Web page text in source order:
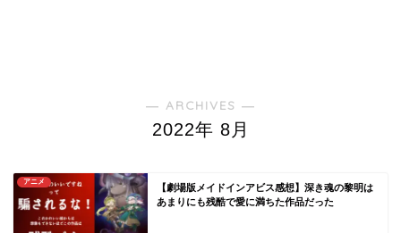
― ARCHIVES ―
2022年 8月
アニメ
【劇場版メイドインアビス感想】深き魂の黎明は
あまりにも残酷で愛に満ちた作品だった